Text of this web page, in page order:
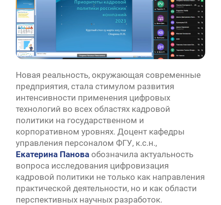
Новая реальность, окружающая современные
предприятия, стала стимулом развития
интенсивности применения цифровых
технологий во всех областях кадровой
политики на государственном и
корпоративном уровнях. Доцент кафедры
управления персоналом ФГУ, к.с.н.,
ЕкатеринаПановаобозначила актуальность
вопроса исследования цифровизация
кадровой политики не только как направления
практической деятельности, но и как области
перспективных научных разработок.